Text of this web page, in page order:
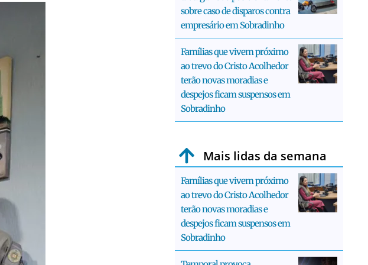
sobre caso de disparos contra
empresário em Sobradinho
Famílias que vivem próximo
ao trevo do Cristo Acolhedor
terão novas moradias e
despejos ficam suspensos em
Sobradinho
Mais lidas da semana
Famílias que vivem próximo
ao trevo do Cristo Acolhedor
terão novas moradias e
despejos ficam suspensos em
Sobradinho